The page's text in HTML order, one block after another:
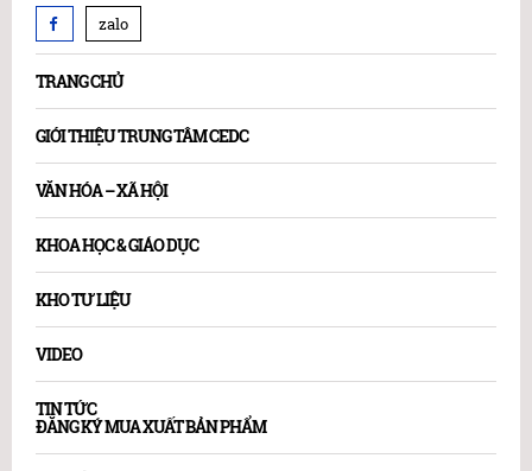
zalo
TRANG CHỦ
GIỚI THIỆU TRUNG TÂM CEDC
VĂN HÓA – XÃ HỘI
KHOA HỌC & GIÁO DỤC
KHO TƯ LIỆU
VIDEO
TIN TỨC
ĐĂNG KÝ MUA XUẤT BẢN PHẨM